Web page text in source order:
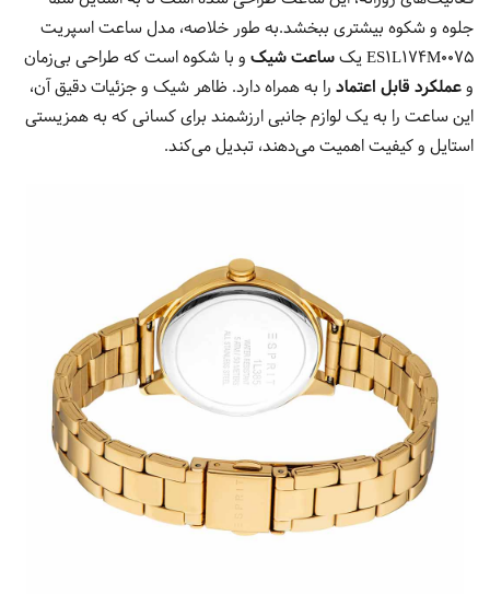
جلوه و شکوه بیشتری ببخشد.به طور خلاصه، مدل ساعت اسپریت
ES1L174M0075 یک
ساعت شیک و با شکوه است که طراحی بی‌زمان
وعملکرد قابل اعتماد را به همراه دارد. ظاهر شیک و جزئیات دقیق آن،
این ساعت را به یک لوازم جانبی ارزشمند برای کسانی که به همزیستی
استایل و کیفیت اهمیت می‌دهند، تبدیل می‌کند.